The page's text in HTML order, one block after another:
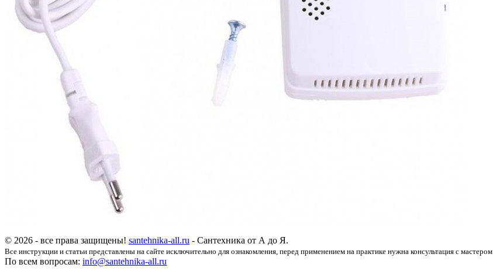
© 2026 - все права защищены! santehnika-all.ru - Сантехника от А до Я.
Все инструкции и статьи представлены на сайте исключительно для ознакомления, перед применением на практике нужна консультация с мастером.
По всем вопросам: info@santehnika-all.ru